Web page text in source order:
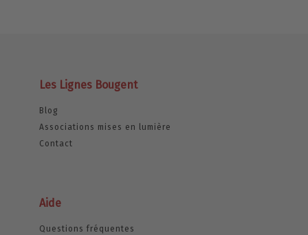
Les Lignes Bougent
Blog
Associations mises en lumière
Contact
Aide
Questions fréquentes